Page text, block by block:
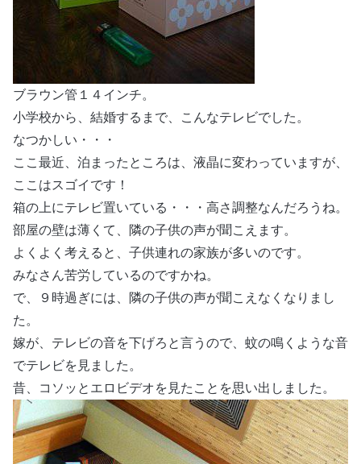
ブラウン管１４インチ。
小学校から、結婚するまで、こんなテレビでした。
なつかしい・・・
ここ最近、泊まったところは、液晶に変わっていますが、
ここはスゴイです！
箱の上にテレビ置いている・・・高さ調整なんだろうね。
部屋の壁は薄くて、隣の子供の声が聞こえます。
よくよく考えると、子供連れの家族が多いのです。
みなさん苦労しているのですかね。
で、９時過ぎには、隣の子供の声が聞こえなくなりまし
た。
嫁が、テレビの音を下げろと言うので、蚊の鳴くような音
でテレビを見ました。
昔、コソッとエロビデオを見たことを思い出しました。